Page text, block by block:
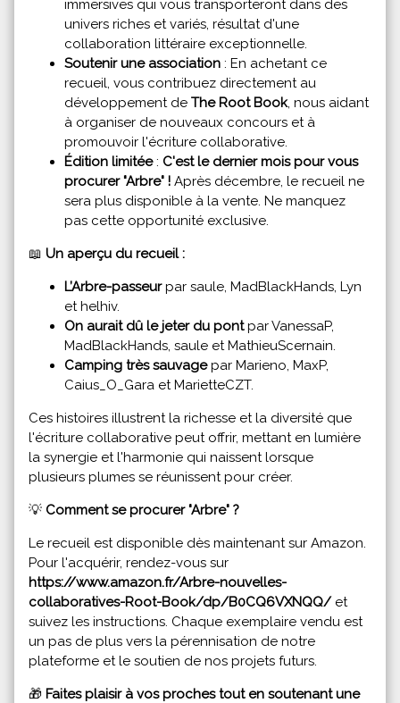
immersives qui vous transporteront dans des
univers riches et variés, résultat d'une
collaboration littéraire exceptionnelle.
Soutenir une association : En achetant ce
recueil, vous contribuez directement au
développement de The Root Book, nous aidant
à organiser de nouveaux concours et à
promouvoir l'écriture collaborative.
Édition limitée: C'est le dernier mois pour vous
procurer "Arbre" ! Après décembre, le recueil ne
sera plus disponible à la vente. Ne manquez
pas cette opportunité exclusive.
📖 Un aperçu du recueil :
L’Arbre-passeurpar saule, MadBlackHands, Lyn
et helhiv.
On aurait dû le jeter du pontpar VanessaP,
MadBlackHands, saule et MathieuScernain.
Camping très sauvagepar Marieno, MaxP,
Caius_O_Gara et MarietteCZT.
Ces histoires illustrent la richesse et la diversité que
l'écriture collaborative peut offrir, mettant en lumière
la synergie et l'harmonie qui naissent lorsque
plusieurs plumes se réunissent pour créer.
💡 Comment se procurer "Arbre" ?
Le recueil est disponible dès maintenant sur Amazon.
Pour l'acquérir, rendez-vous sur
https://www.amazon.fr/Arbre-nouvelles-
collaboratives-Root-Book/dp/B0CQ6VXNQQ/et
suivez les instructions. Chaque exemplaire vendu est
un pas de plus vers la pérennisation de notre
plateforme et le soutien de nos projets futurs.
🎁 Faites plaisir à vos proches tout en soutenant une